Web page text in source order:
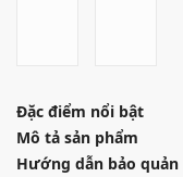
Đặc điểm nổi bật
Mô tả sản phẩm
Hướng dẫn bảo quản